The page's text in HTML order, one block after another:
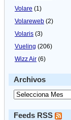
Volare (1)
Volareweb (2)
Volaris (3)
Vueling (206)
Wizz Air (6)
Archivos
Feeds RSS